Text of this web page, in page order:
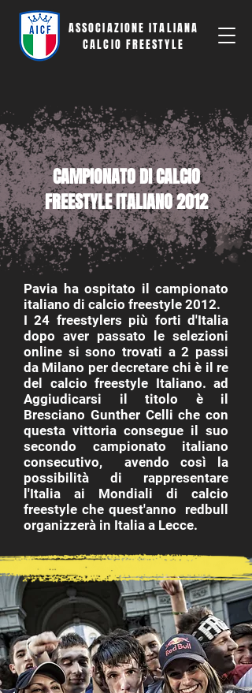
ASSOCIAZIONE ITALIANA
CALCIO FREESTYLE
CAMPIONATO DI CALCIO
FREESTYLE ITALIANO 2012
Pavia ha ospitato il campionato
italiano di calcio freestyle 2012.
I 24 freestylers più forti d'Italia
dopo aver passato le selezioni
online si sono trovati a 2 passi
da Milano per decretare chi è il re
del calcio freestyle Italiano. ad
Aggiudicarsi il titolo è il
Bresciano Gunther Celli che con
questa vittoria consegue il suo
secondo campionato italiano
consecutivo, avendo così la
possibilità di rappresentare
l'Italia ai Mondiali di calcio
freestyle che quest'anno redbull
organizzerà in Italia a Lecce.